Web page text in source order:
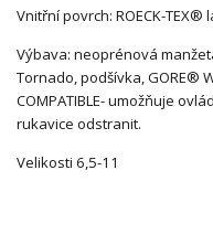
Vnitřní povrch: ROECK-TEX®
Výbava: neoprénová
Tornado, podšívka,GORE®
COMPATIBLE- umožňuje
rukavice odstranit.
Velikosti 6,5-11